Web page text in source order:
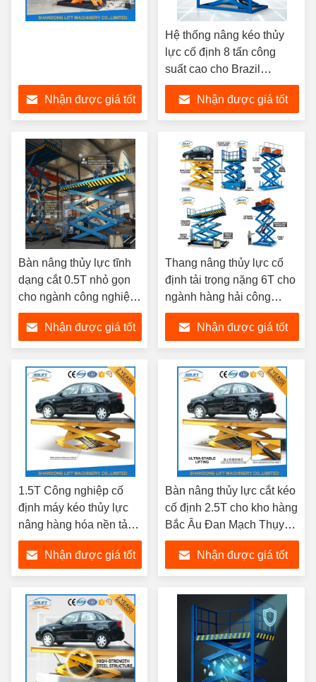
Nhận được giá tốt
Hệ thống nâng kéo thủy
lực cố định 8 tấn công
suất cao cho Brazil
Argentina Chile Nam Mỹ
Nhận được giá tốt
Bàn nâng thủy lực tĩnh
dạng cắt 0.5T nhỏ gọn
cho ngành công nghiệp
nhẹ, cơ sở sản xuất
chính xác tại Châu Âu
Nhận được giá tốt
Thang nâng thủy lực cố
định tải trọng nặng 6T cho
ngành hàng hải công
nghiệp tại Malta, UAE, Ả
Rập Xê ÚtNhận được giá tốt
1.5T Công nghiệp cố
định máy kéo thủy lực
nâng hàng hóa nền tảng
cho Ba Lan Séc Đông
Âu Logistics
Nhận được giá tốt
Bàn nâng thủy lực cắt kéo
cố định 2.5T cho kho hàng
Bắc Âu Đan Mạch Thụy
Điển Na Uy Phần Lan
Nhận được giá tốt